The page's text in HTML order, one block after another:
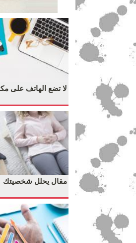
لا تضع الهاتف على
مقال يحلل شخصيتك